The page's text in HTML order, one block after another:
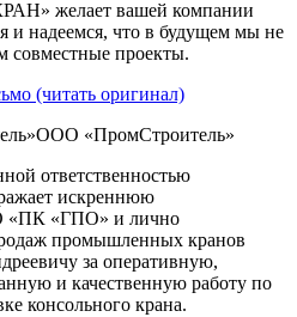
желает вашей компании
и надеемся, что в будущем мы не
совместные проекты.
(читать оригинал)
ООО «ПромСтроитель»
ответственностью
искреннюю
«ПК «ГПО» и лично
промышленных кранов
за оперативную,
и качественную работу по
консольного крана.